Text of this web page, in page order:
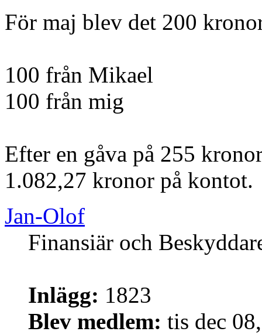
För maj blev det 200
100 från Mikael
100 från mig
Efter en gåva på 255
1.082,27 kronor på kontot.
Jan-Olof
Finansiär och
Inlägg: 1823
Blev medlem: tis dec